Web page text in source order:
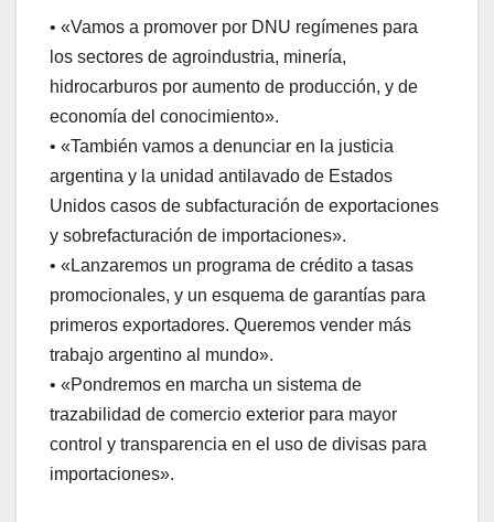
• «Vamos a promover por DNU regímenes para
los sectores de agroindustria, minería,
hidrocarburos por aumento de producción, y de
economía del conocimiento».
• «También vamos a denunciar en la justicia
argentina y la unidad antilavado de Estados
Unidos casos de subfacturación de exportaciones
y sobrefacturación de importaciones».
• «Lanzaremos un programa de crédito a tasas
promocionales, y un esquema de garantías para
primeros exportadores. Queremos vender más
trabajo argentino al mundo».
• «Pondremos en marcha un sistema de
trazabilidad de comercio exterior para mayor
control y transparencia en el uso de divisas para
importaciones».